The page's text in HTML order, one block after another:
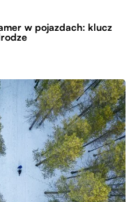
w pojazdach: klucz